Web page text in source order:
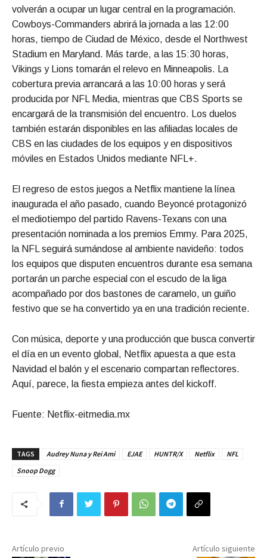
volverán a ocupar un lugar central en la programación.
Cowboys-Commanders abrirá la jornada a las 12:00
horas, tiempo de Ciudad de México, desde el Northwest
Stadium en Maryland. Más tarde, a las 15:30 horas,
Vikings y Lions tomarán el relevo en Minneapolis. La
cobertura previa arrancará a las 10:00 horas y será
producida por NFL Media, mientras que CBS Sports se
encargará de la transmisión del encuentro. Los duelos
también estarán disponibles en las afiliadas locales de
CBS en las ciudades de los equipos y en dispositivos
móviles en Estados Unidos mediante NFL+.
El regreso de estos juegos a Netflix mantiene la línea
inaugurada el año pasado, cuando Beyoncé protagonizó
el mediotiempo del partido Ravens-Texans con una
presentación nominada a los premios Emmy. Para 2025,
la NFL seguirá sumándose al ambiente navideño: todos
los equipos que disputen encuentros durante esa semana
portarán un parche especial con el escudo de la liga
acompañado por dos bastones de caramelo, un guiño
festivo que se ha convertido ya en una tradición reciente.
Con música, deporte y una producción que busca convertir
el día en un evento global, Netflix apuesta a que esta
Navidad el balón y el escenario compartan reflectores.
Aquí, parece, la fiesta empieza antes del kickoff.
Fuente: Netflix-eitmedia.mx
TAGS Audrey Nuna y Rei Ami EJAE HUNTR/X Netflix
NFL
Snoop Dogg
Artículo previo Artículo siguiente